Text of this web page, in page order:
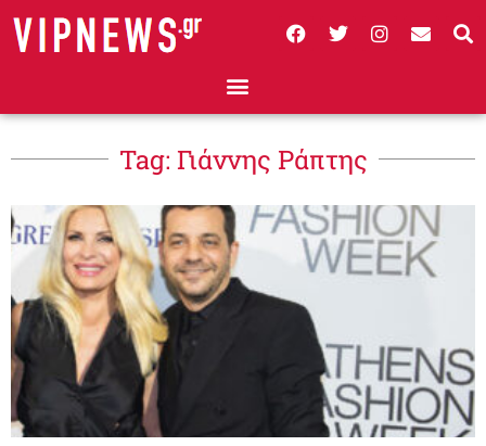
Tag: Γιάννης Ράπτης